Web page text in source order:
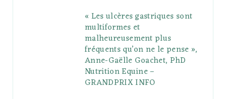
« Les ulcères gastriques sont
multiformes et
malheureusement plus
fréquents qu’on ne le pense »,
Anne-Gaëlle Goachet, PhD
Nutrition Equine –
GRANDPRIX INFO